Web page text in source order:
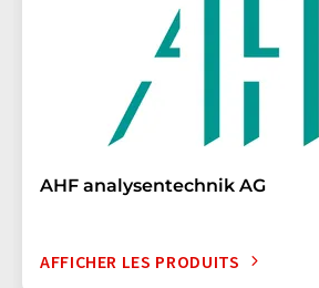
AHF analysentechnik AG
AFFICHER LES PRODUITS